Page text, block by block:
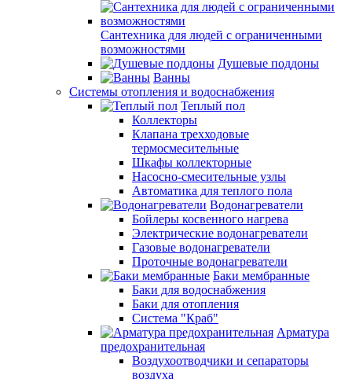
Сантехника для людей с ограниченными
возможностями
Душевые поддоны
Ванны
Системы отопления и водоснабжения
Теплый пол
Коллекторы
Клапана трехходовые
термосмесительные
Шкафы коллекторные
Насосно-смесительные узлы
Автоматика для теплого пола
Водонагреватели
Бойлеры косвенного нагрева
Электрические водонагреватели
Газовые водонагреватели
Проточные водонагреватели
Баки мембранные
Баки для водоснабжения
Баки для отопления
Система "Краб"
Арматура
предохранительная
Воздухоотводчики и сепараторы
воздуха